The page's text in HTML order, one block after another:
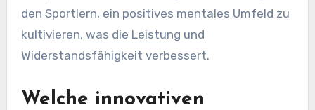
den Sportlern, ein positives mentales Umfeld zu
kultivieren, was die Leistung und
Widerstandsfähigkeit verbessert.
Welche innovativen